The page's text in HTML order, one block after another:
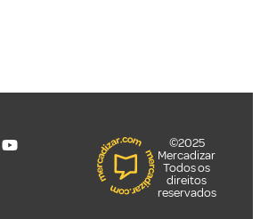
©2025
Mercadizar
Todos os
direitos
reservados